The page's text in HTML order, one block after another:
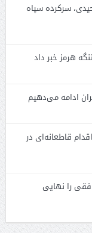
سرکرده سپاه
هرمز خبر داد
ادامه می‌دهیم
قاطعانه‌ای در
را نهایی